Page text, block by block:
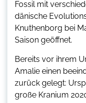
Fossil mit
dänische
Knuthenborg bei
Saison geöffnet.
Bereits vor ihrem
Amalie einen
zurück gelegt:
große Kranium